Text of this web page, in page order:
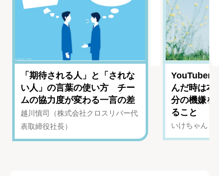
「期待される人」と「されな
い人」の言葉の使い方 チー
ムの協力度が変わる一言の差
越川慎司（株式会社クロスリバー代
表取締役社長）
YouTuber
んだ時は
分の機嫌を
ること
いけちゃん（